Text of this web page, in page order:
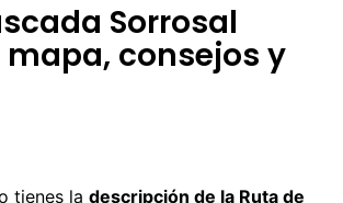
Sorrosal
consejos y
tienes la descripción de la Ruta de